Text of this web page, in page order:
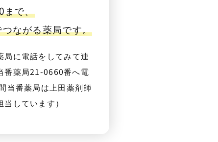
まで、
ながる薬局です。
局に電話をしてみて連
番薬局21-0660番へ電
当番薬局は上田薬剤師
しています）